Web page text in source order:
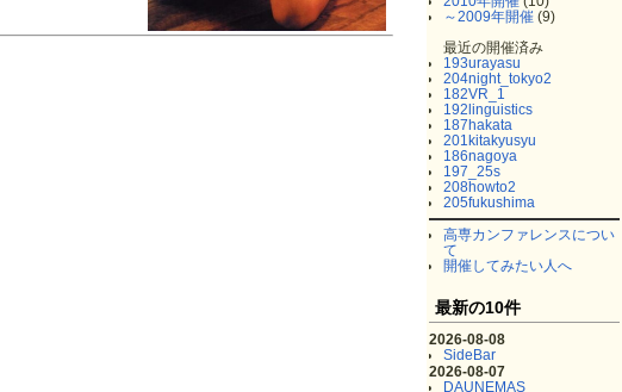
～2009年開催 (9)
最近の開催済み
193urayasu
204night_tokyo2
182VR_1
192linguistics
187hakata
201kitakyusyu
186nagoya
197_25s
208howto2
205fukushima
高専カンファレンスについ
て
開催してみたい人へ
最新の10件
2026-08-08
SideBar
2026-08-07
DAUNEMAS